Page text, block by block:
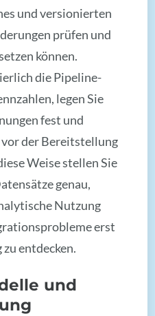
und versionierten
prüfen und
können.
die Pipeline-
legen Sie
fest und
vor der Bereitstellung
Weise stellen Sie
genau,
Nutzung
erst
entdecken.
und